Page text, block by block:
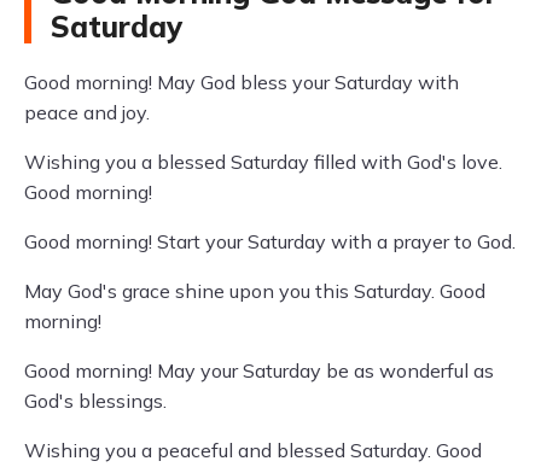
Saturday
Good morning! May God bless your Saturday with
peace and joy.
Wishing you a blessed Saturday filled with God's love.
Good morning!
Good morning! Start your Saturday with a prayer to God.
May God's grace shine upon you this Saturday. Good
morning!
Good morning! May your Saturday be as wonderful as
God's blessings.
Wishing you a peaceful and blessed Saturday. Good